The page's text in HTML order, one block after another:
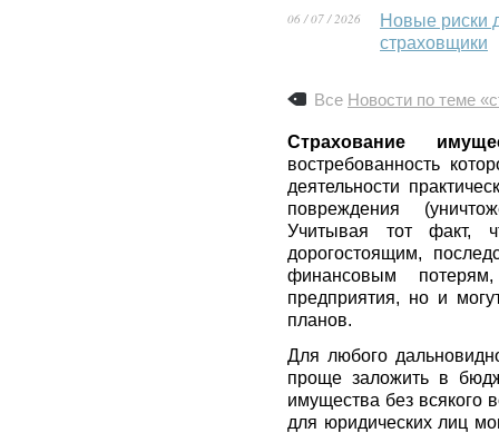
06 / 07 / 2026
Новые риски
страховщики
Все Новости по теме
Страхование
востребованность
деятельности
повреждения
Учитывая тот факт,
дорогостоящим,
финансовым
предприятия, но и
планов.
Для любого
проще заложить в
имущества без всякого
для юридических лиц